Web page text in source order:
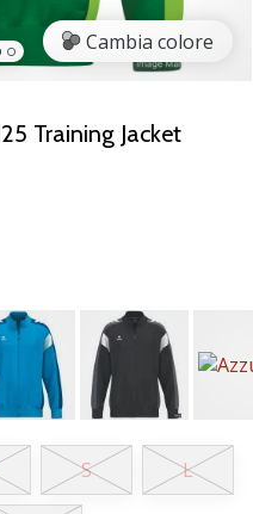
Cambia colore
Training Jacket
S L